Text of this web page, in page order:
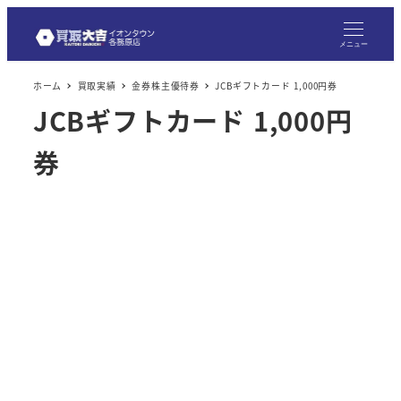
メニュー
ホーム 買取実績 金券株主優待券 JCBギフトカード 1,000円券
JCBギフトカード 1,000円
券